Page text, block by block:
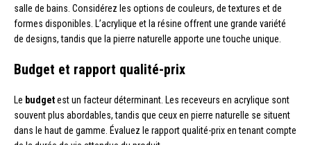
salle de bains. Considérez les options de couleurs, de textures et de
formes disponibles. L’acrylique et la résine offrent une grande variété
de designs, tandis que la pierre naturelle apporte une touche unique.
Budget et rapport qualité-prix
Le budgetest un facteur déterminant. Les receveurs en acrylique sont
souvent plus abordables, tandis que ceux en pierre naturelle se situent
dans le haut de gamme. Évaluez le rapport qualité-prix en tenant compte